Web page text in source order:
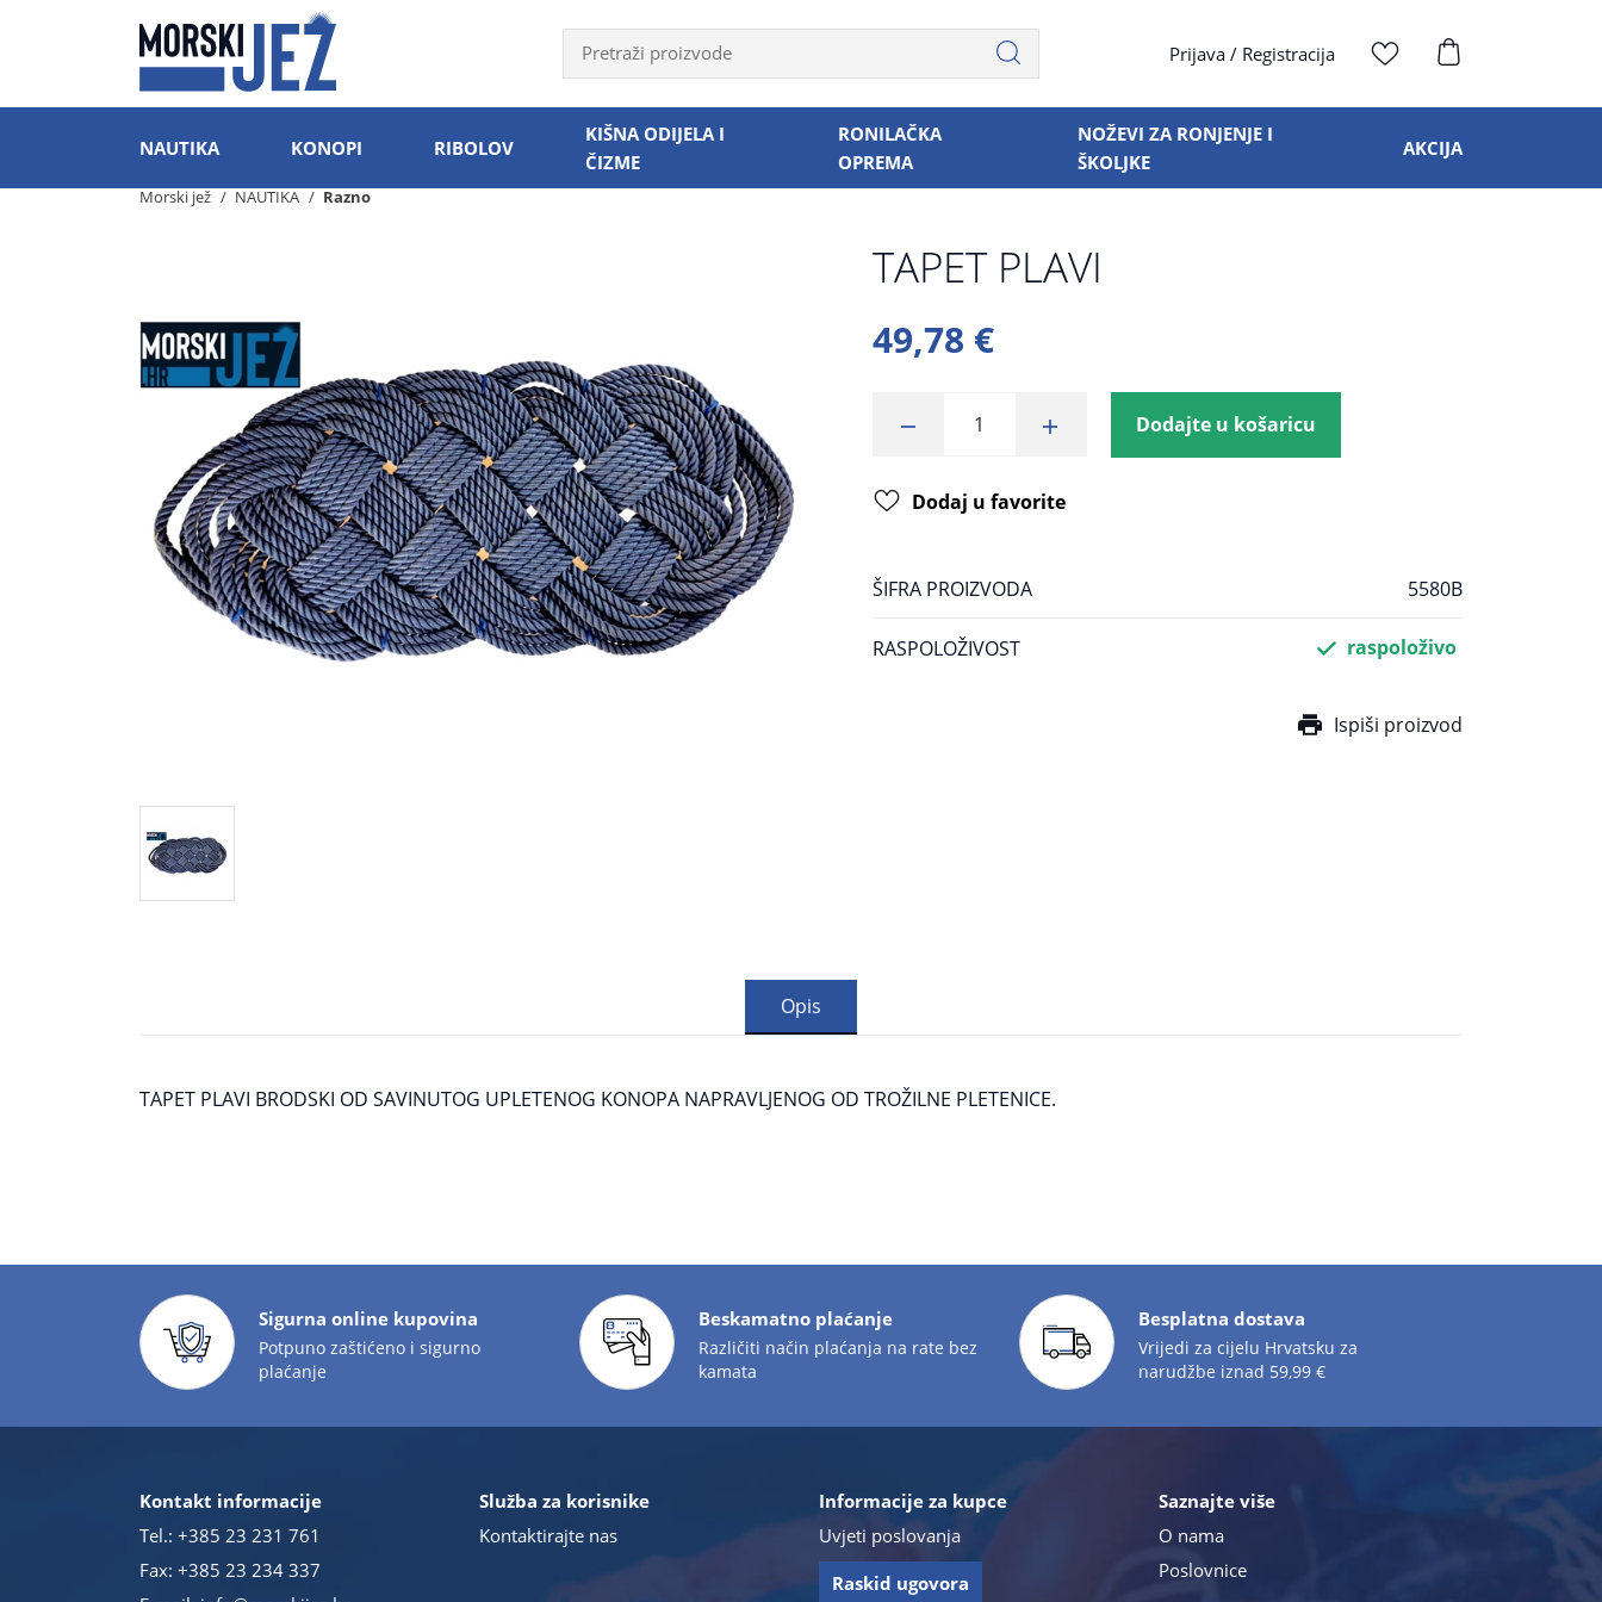
Prijava / Registracija
NAUTIKA KONOPI RIBOLOV
KIŠNA ODIJELA I
ČIZME
RONILAČKA
OPREMA
NOŽEVI ZA RONJENJE I
ŠKOLJKE
AKCIJA
Morski jež NAUTIKA Razno
TAPET PLAVI
49,78 €
Dodajte u košaricu
Dodaj u favorite
ŠIFRA PROIZVODA 5580B
RASPOLOŽIVOST raspoloživo
Ispiši proizvod
Opis
TAPET PLAVI BRODSKI OD SAVINUTOG UPLETENOG KONOPA NAPRAVLJENOG OD TROŽILNE PLETENICE.
Sigurna online kupovina
Potpuno zaštićeno i sigurno
plaćanje
Beskamatno plaćanje
Različiti način plaćanja na rate bez
kamata
Besplatna dostava
Vrijedi za cijelu Hrvatsku za
narudžbe iznad 59,99 €
Kontakt informacije
Tel.: +385 23 231 761
Fax: +385 23 234 337
Služba za korisnike
Kontaktirajte nas
Informacije za kupce
Uvjeti poslovanja
Raskid ugovora
Saznajte više
O nama
Poslovnice